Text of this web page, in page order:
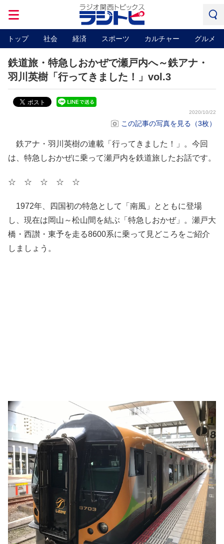
トップ 社会 経済 スポーツ カルチャー グルメ
鉄道旅・特急しおかぜで瀬戸内へ～鉄アナ・
羽川英樹「行ってきました！」vol.3
2020/10/22
この記事の写真を見る（3枚）
鉄アナ・羽川英樹の連載「行ってきました！」。今回
は、特急しおかぜに乗って瀬戸内を鉄道旅したお話です。
☆ ☆ ☆ ☆ ☆
1972年、四国初の特急として「南風」とともに登場
し、現在は岡山～松山間を結ぶ「特急しおかぜ」。瀬戸大
橋・西讃・東予を走る8600系に乗って見どころをご紹介
しましょう。